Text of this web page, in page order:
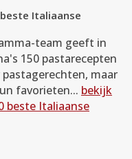
Italiaanse
team geeft in
150 pastarecepten
maar
favorieten... bekijk
beste Italiaanse